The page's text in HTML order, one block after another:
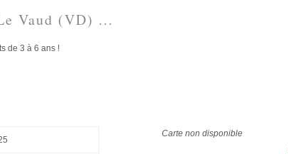
Vaud (VD) ...
de 3 à 6 ans !
Carte non disponible